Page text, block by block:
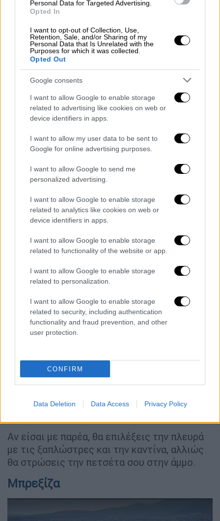
Personal Data for Targeted Advertising.
Opted In
I want to opt-out of Collection, Use,
Retention, Sale, and/or Sharing of my
Personal Data that Is Unrelated with the
Purposes for which it was collected.
Opted Out
Google consents
I want to allow Google to enable storage
related to advertising like cookies on web or
device identifiers in apps.
I want to allow my user data to be sent to
Google for online advertising purposes.
I want to allow Google to send me
personalized advertising.
I want to allow Google to enable storage
related to analytics like cookies on web or
device identifiers in apps.
I want to allow Google to enable storage
related to functionality of the website or app.
I want to allow Google to enable storage
related to personalization.
I want to allow Google to enable storage
related to security, including authentication
functionality and fraud prevention, and other
user protection.
CONFIRM
Data Deletion Data Access Privacy Policy
μοιάζει να είναι βγαλμένη από τα Επτάνησα.
Η αμμώδης Αγιά Μαρίνα έχει πεντακάθαρα
νερά και μέχρι σήμερα θεωρείται άκρως…
μυστική.
Ένα βουναλάκι την κρύβει από τον δρόμο, με
αποτέλεσμα να καθίσταται ιδανικό
ησυχαστήριο για λίγους και καλούς. Φυσικά,
και εδώ πρόκειται για ανοργάνωτη παραλία,
οπότε φρόντισε να πάρεις μαζί σου ομπρέλα
και μπόλικο νερό. Όλα τα άλλα θα τα βρεις
Δασκαλειό
video
Πολύκοντά στη διάσημη Κακιά Θάλασσα της
Κερατέας, βρίσκεται μια παραλία που
ενδείκνυται για… ζευγαροκαταστάσεις και
όμορφος κόλπος, που έχει μία οργανωμένη
και μια ανοργάνωτη πλευρά. Πρόκειται για
πανέμορφο ηλιοβασίλεμα, οπότε φρόντισε
Αν είσαι με παρέα, θα επιλέξεις την πλευρά
με τις ξαπλώστρες και την καντίνα, αλλιώς
θα στρώσεις την πετσέτα σου στην άμμο.
Μπρεξίζα